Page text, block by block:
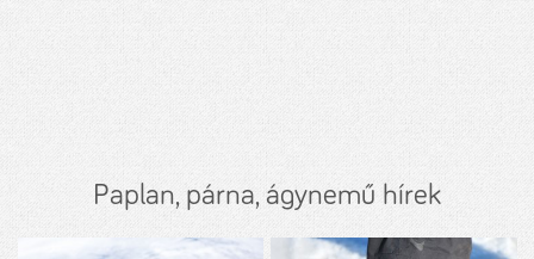
Paplan, párna, ágynemű hírek